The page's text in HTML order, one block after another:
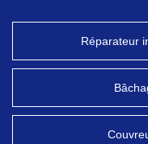
Réparateur